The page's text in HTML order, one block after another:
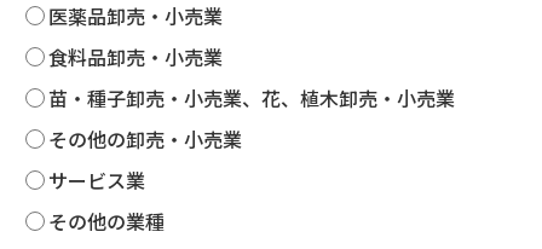
医薬品卸売・小売業
食料品卸売・小売業
苗・種子卸売・小売業、花、植木卸売・小売業
その他の卸売・小売業
サービス業
その他の業種